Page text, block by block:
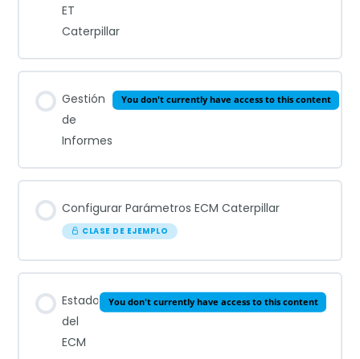
ET
Caterpillar
Gestión
de
Informes
You don't currently have access to this content
Configurar Parámetros ECM Caterpillar
CLASE DE EJEMPLO
Estado
del
ECM
You don't currently have access to this content